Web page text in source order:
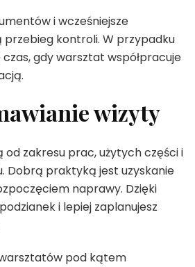
i wcześniejsze
przebieg kontroli. W przypadku
gdy warsztat współpracuje
wizyty
od zakresu prac, użytych części i
Dobrą praktyką jest uzyskanie
naprawy. Dzięki
i lepiej zaplanujesz
pod kątem